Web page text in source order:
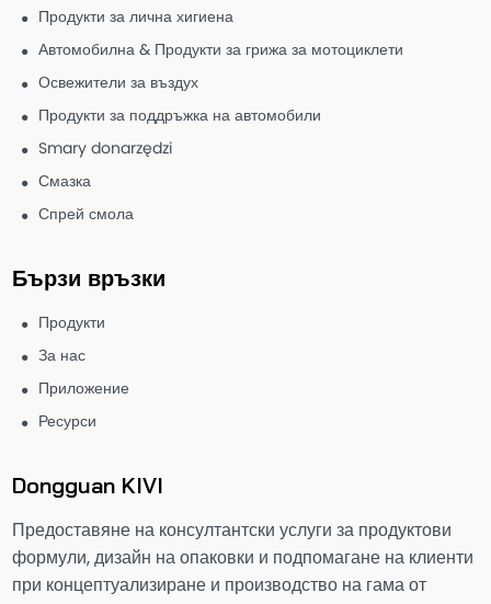
Продукти за лична хигиена
Автомобилна & Продукти за грижа за мотоциклети
Освежители за въздух
Продукти за поддръжка на автомобили
Smary donarzędzi
Смазка
Спрей смола
Бързи връзки
Продукти
За нас
Приложение
Ресурси
Dongguan KIVI
Предоставяне на консултантски услуги за продуктови
формули, дизайн на опаковки и подпомагане на клиенти
при концептуализиране и производство на гама от